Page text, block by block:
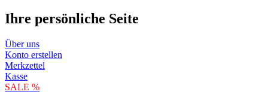
Ihre persönliche Seite
Über uns
Konto erstellen
Merkzettel
Kasse
SALE %